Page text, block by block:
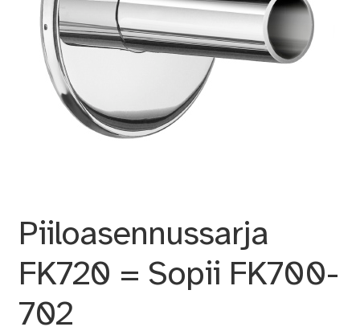
Piiloasennussarja
FK720 = Sopii FK700-
702